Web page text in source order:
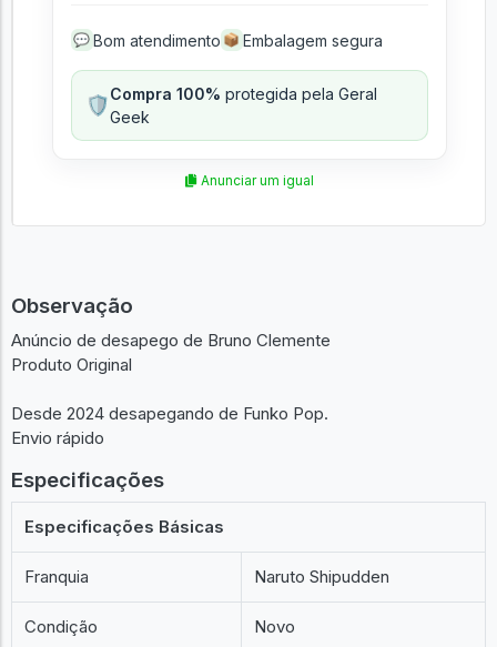
💬 Bom atendimento 📦 Embalagem segura
🛡️Compra 100% protegida pela Geral
Geek
Anunciar um igual
Observação
Anúncio de desapego de Bruno Clemente
Produto Original
Desde 2024 desapegando de Funko Pop.
Envio rápido
Especificações
Especificações Básicas
Franquia Naruto Shipudden
Condição Novo